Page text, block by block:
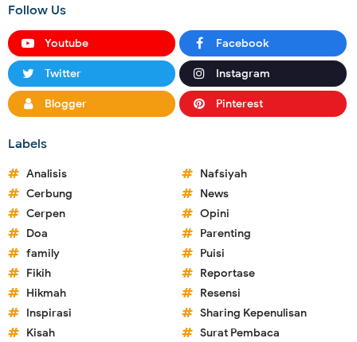
Follow Us
Youtube Facebook
Twitter Instagram
Blogger Pinterest
Labels
Analisis
Cerbung
Cerpen
Doa
family
Fikih
Hikmah
Inspirasi
Kisah
Nafsiyah
News
Opini
Parenting
Puisi
Reportase
Resensi
Sharing Kepenulisan
Surat Pembaca